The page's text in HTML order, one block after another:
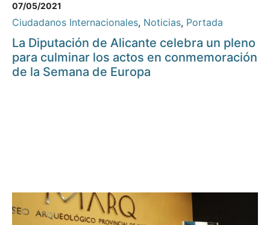
07/05/2021
Ciudadanos Internacionales, Noticias, Portada
La Diputación de Alicante celebra un pleno
para culminar los actos en conmemoración
de la Semana de Europa